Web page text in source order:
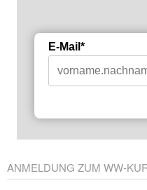
E-Mail*
ANMELDUNG ZUM WW-